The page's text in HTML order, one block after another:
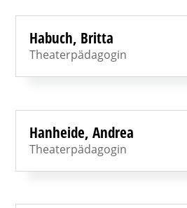
Habuch, Britta
Theaterpädagogin
Hanheide, Andrea
Theaterpädagogin